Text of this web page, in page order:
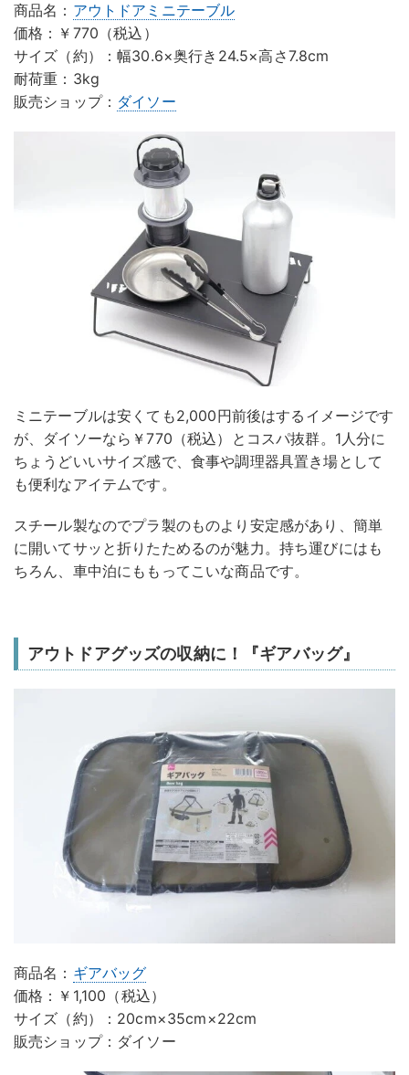
商品名： アウトドアミニテーブル
価格：￥770（税込）
サイズ（約）：幅30.6×奥行き24.5×高さ7.8cm
耐荷重：3kg
販売ショップ： ダイソー
ミニテーブルは安くても2,000円前後はするイメージです
が、ダイソーなら￥770（税込）とコスパ抜群。1人分に
ちょうどいいサイズ感で、食事や調理器具置き場として
も便利なアイテムです。
スチール製なのでプラ製のものより安定感があり、簡単
に開いてサッと折りたためるのが魅力。持ち運びにはも
ちろん、車中泊にももってこいな商品です。
アウトドアグッズの収納に！『ギアバッグ』
商品名： ギアバッグ
価格：￥1,100（税込）
サイズ（約）：20cm×35cm×22cm
販売ショップ：ダイソー